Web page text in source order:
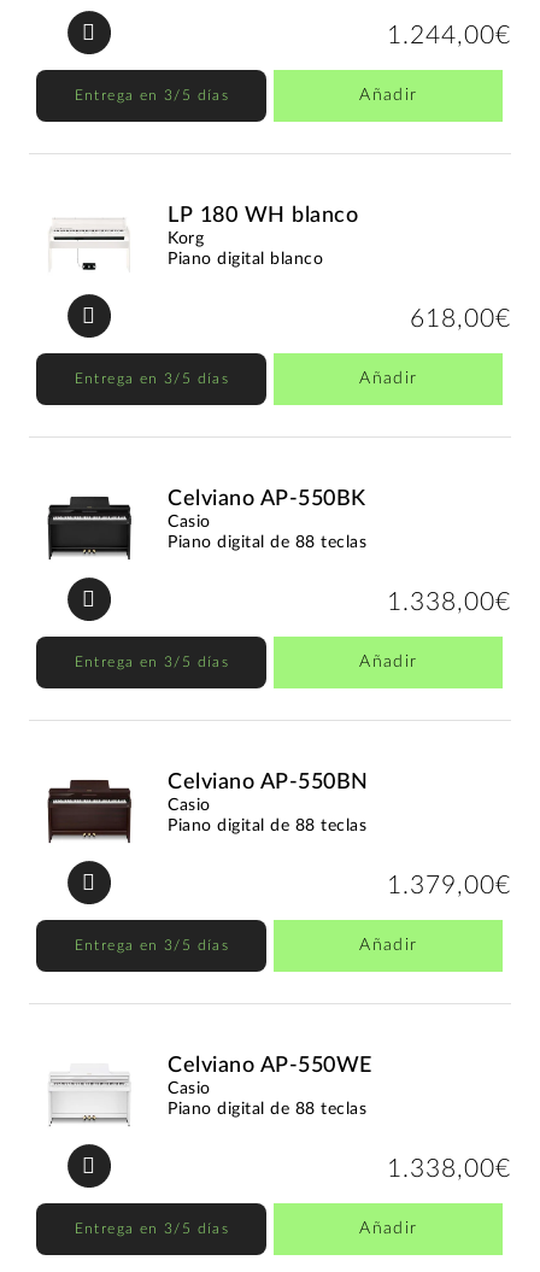
1.244,00€
Entrega en 3/5 días Añadir
LP 180 WH blanco
Korg
Piano digital blanco
618,00€
Entrega en 3/5 días Añadir
Celviano AP-550BK
Casio
Piano digital de 88 teclas
1.338,00€
Entrega en 3/5 días Añadir
Celviano AP-550BN
Casio
Piano digital de 88 teclas
1.379,00€
Entrega en 3/5 días Añadir
Celviano AP-550WE
Casio
Piano digital de 88 teclas
1.338,00€
Entrega en 3/5 días Añadir